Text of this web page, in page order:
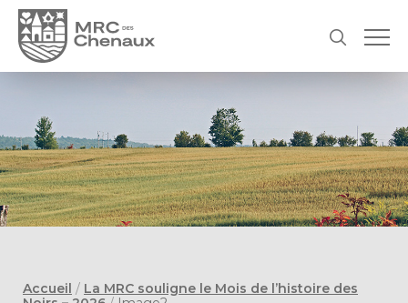
Accueil / La MRC souligne le Mois de l’histoire des